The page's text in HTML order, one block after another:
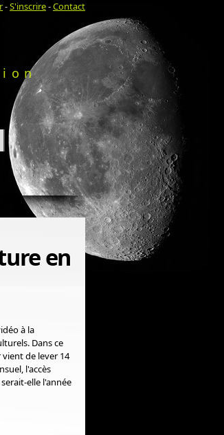
-S'inscrire-Contact
en
à la
Dans ce
de lever 14
l'accès
elle l'année